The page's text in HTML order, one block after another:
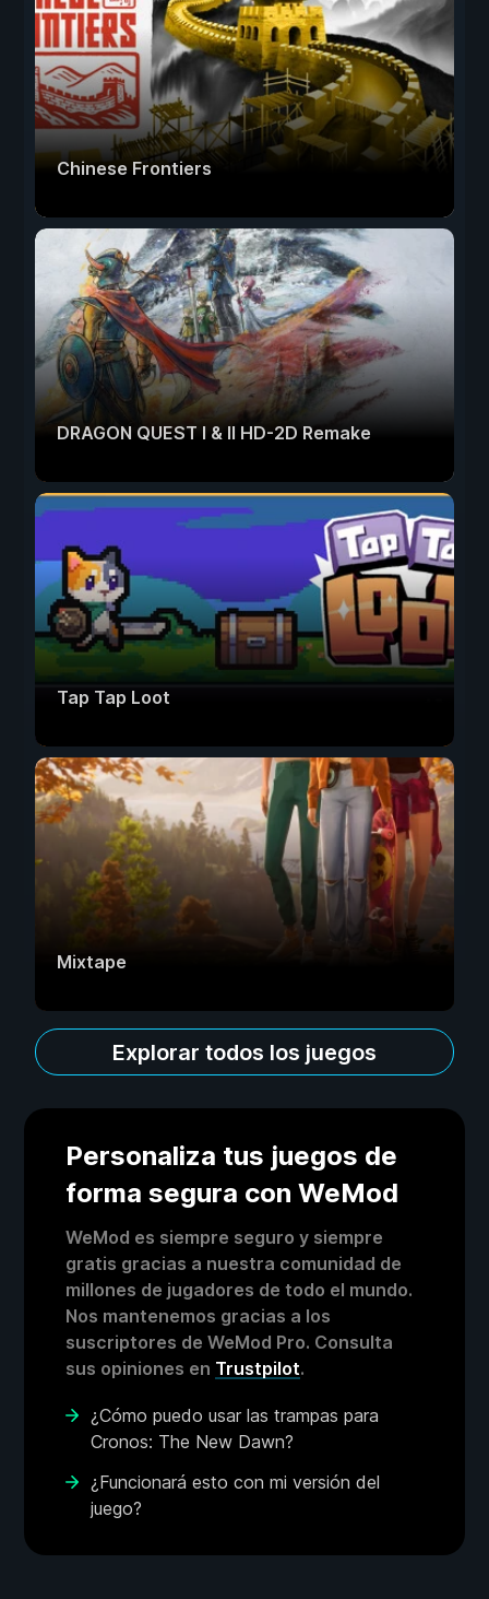
Chinese Frontiers
DRAGON QUEST I & II HD-2D Remake
Tap Tap Loot
Mixtape
Explorar todos los juegos
Personaliza tus juegos de
forma segura con WeMod
WeMod es siempre seguro y siempre
gratis gracias a nuestra comunidad de
millones de jugadores de todo el mundo.
Nos mantenemos gracias a los
suscriptores de WeMod Pro. Consulta
sus opiniones en Trustpilot.
¿Cómo puedo usar las trampas para
Cronos: The New Dawn?
¿Funcionará esto con mi versión del
juego?